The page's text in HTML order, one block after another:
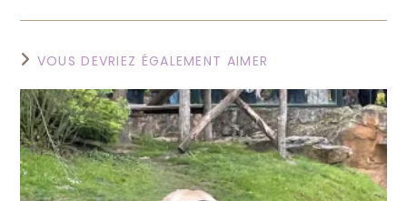
VOUS DEVRIEZ ÉGALEMENT AIMER